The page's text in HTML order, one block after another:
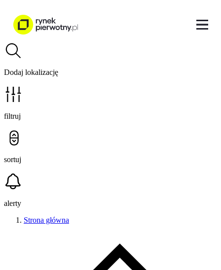
Dodaj lokalizację
filtruj
sortuj
alerty
Strona główna